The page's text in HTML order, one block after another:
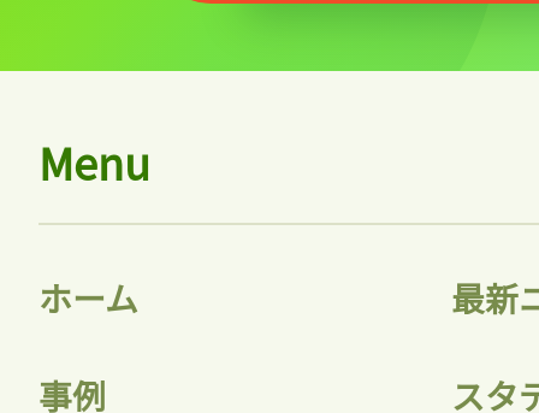
Menu
ホーム 最新
事例 スタ